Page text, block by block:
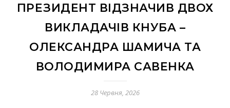
ПРЕЗИДЕНТ ВІДЗНАЧИВ ДВОХ
ВИКЛАДАЧІВ КНУБА –
ОЛЕКСАНДРА ШАМИЧА ТА
ВОЛОДИМИРА САВЕНКА
28 Червня, 2026